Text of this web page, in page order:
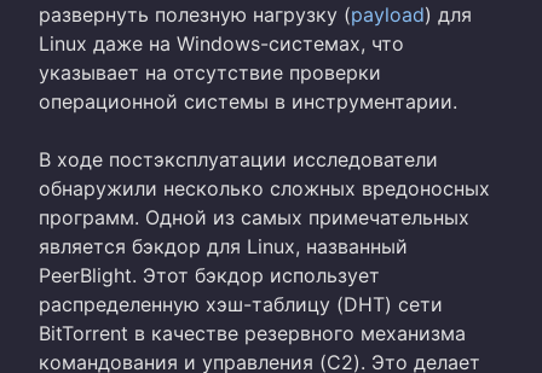
развернуть полезную нагрузку (payload) для
Linux даже на Windows-системах, что
указывает на отсутствие проверки
операционной системы в инструментарии.
В ходе постэксплуатации исследователи
обнаружили несколько сложных вредоносных
программ. Одной из самых примечательных
является бэкдор для Linux, названный
PeerBlight. Этот бэкдор использует
распределенную хэш-таблицу (DHT) сети
BitTorrent в качестве резервного механизма
командования и управления (C2). Это делает